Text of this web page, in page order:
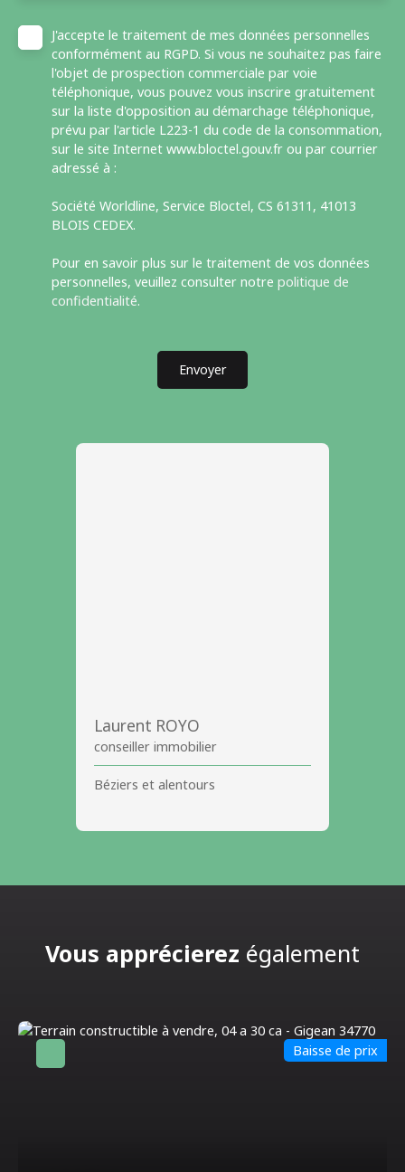
J'accepte le traitement de mes données personnelles
conformément au RGPD. Si vous ne souhaitez pas faire
l'objet de prospection commerciale par voie
téléphonique, vous pouvez vous inscrire gratuitement
sur la liste d'opposition au démarchage téléphonique,
prévu par l'article L223-1 du code de la consommation,
sur le site Internet www.bloctel.gouv.fr ou par courrier
adressé à :
Société Worldline, Service Bloctel, CS 61311, 41013
BLOIS CEDEX.
Pour en savoir plus sur le traitement de vos données
personnelles, veuillez consulter notre politique de
confidentialité.
Envoyer
Laurent ROYO
conseiller immobilier
Béziers et alentours
Vous apprécierez également
Baisse de prix